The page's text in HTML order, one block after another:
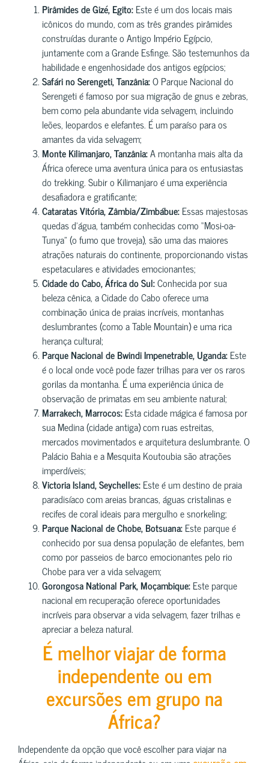
Pirâmides de Gizé, Egito:Este é um dos locais mais
icônicos do mundo, com as três grandes pirâmides
construídas durante o Antigo Império Egípcio,
juntamente com a Grande Esfinge. São testemunhos da
habilidade e engenhosidade dos antigos egípcios;
Safári no Serengeti, Tanzânia:O Parque Nacional do
Serengeti é famoso por sua migração de gnus e zebras,
bem como pela abundante vida selvagem, incluindo
leões, leopardos e elefantes. É um paraíso para os
amantes da vida selvagem;
Monte Kilimanjaro, Tanzânia:A montanha mais alta da
África oferece uma aventura única para os entusiastas
do trekking. Subir o Kilimanjaro é uma experiência
desafiadora e gratificante;
Cataratas Vitória, Zâmbia/Zimbábue:Essas majestosas
quedas d’água, também conhecidas como “Mosi-oa-
Tunya” (o fumo que troveja), são uma das maiores
atrações naturais do continente, proporcionando vistas
espetaculares e atividades emocionantes;
Cidade do Cabo, África do Sul:Conhecida por sua
beleza cênica, a Cidade do Cabo oferece uma
combinação única de praias incríveis, montanhas
deslumbrantes (como a Table Mountain) e uma rica
herança cultural;
Parque Nacional de Bwindi Impenetrable, Uganda:Este
é o local onde você pode fazer trilhas para ver os raros
gorilas da montanha. É uma experiência única de
observação de primatas em seu ambiente natural;
Marrakech, Marrocos:Esta cidade mágica é famosa por
sua Medina (cidade antiga) com ruas estreitas,
mercados movimentados e arquitetura deslumbrante. O
Palácio Bahia e a Mesquita Koutoubia são atrações
imperdíveis;
Victoria Island, Seychelles:Este é um destino de praia
paradisíaco com areias brancas, águas cristalinas e
recifes de coral ideais para mergulho e snorkeling;
Parque Nacional de Chobe, Botsuana:Este parque é
conhecido por sua densa população de elefantes, bem
como por passeios de barco emocionantes pelo rio
Chobe para ver a vida selvagem;
Gorongosa National Park, Moçambique:Este parque
nacional em recuperação oferece oportunidades
incríveis para observar a vida selvagem, fazer trilhas e
apreciar a beleza natural.
É melhor viajar de forma
independente ou em
excursões em grupo na
África?
Independente da opção que você escolher para viajar na